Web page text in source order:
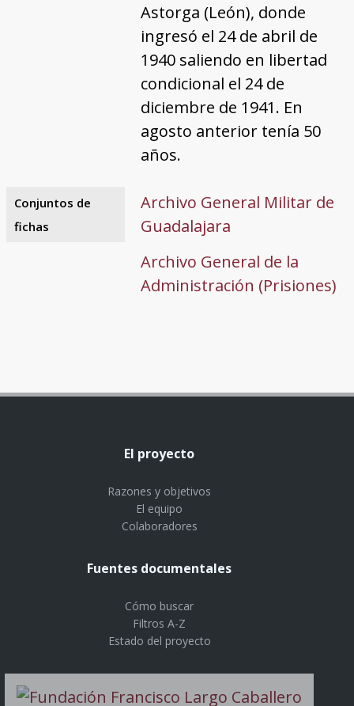
Astorga (León), donde
ingresó el 24 de abril de
1940 saliendo en libertad
condicional el 24 de
diciembre de 1941. En
agosto anterior tenía 50
años.
Conjuntos de
fichas
Archivo General Militar de
Guadalajara
Archivo General de la
Administración (Prisiones)
El proyecto
Razones y objetivos
El equipo
Colaboradores
Fuentes documentales
Cómo buscar
Filtros A-Z
Estado del proyecto